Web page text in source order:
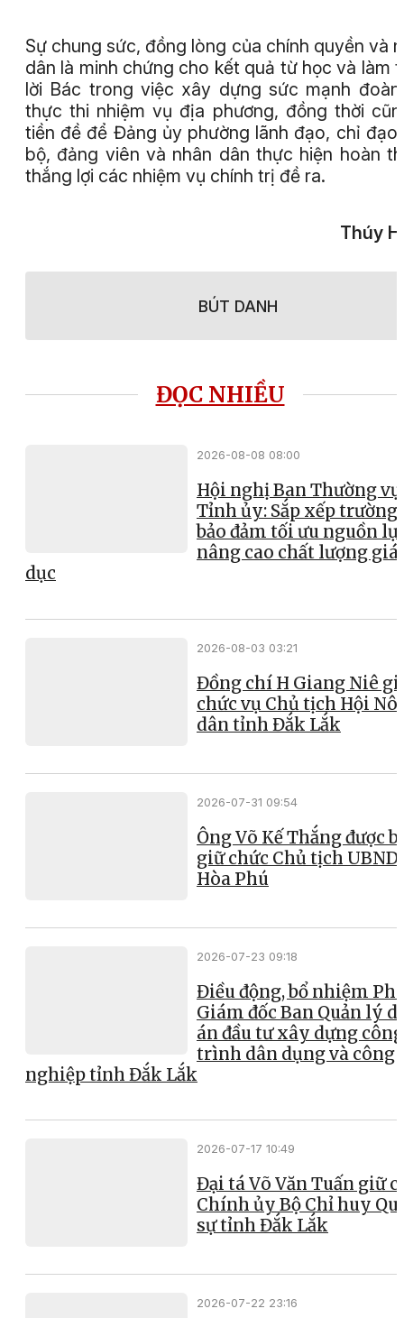
Sự chung sức, đồng lòng của chính quyền và
dân là minh chứng cho kết quả từ học và làm
lời Bác trong việc xây dựng sức mạnh
thực thi nhiệm vụ địa phương, đồng thời
tiền đề để Đảng ủy phường lãnh đạo, chỉ đạo
bộ, đảng viên và nhân dân thực hiện hoàn
thắng lợi các nhiệm vụ chính trị đề ra.
Thúy
BÚT DANH
ĐỌC NHIỀU
2026-08-08 08:00
Hội nghị Ban Thường vụ
Tỉnh ủy: Sắp xếp trường
bảo đảm tối ưu nguồn
nâng cao chất lượng
dục
2026-08-03 03:21
Đồng chí H Giang Niê
chức vụ Chủ tịch Hội
dân tỉnh Đắk Lắk
2026-07-31 09:54
Ông Võ Kế Thắng được
giữ chức Chủ tịch UBND
Hòa Phú
2026-07-23 09:18
Điều động, bổ nhiệm
Giám đốc Ban Quản lý
án đầu tư xây dựng công
trình dân dụng và công
nghiệp tỉnh Đắk Lắk
2026-07-17 10:49
Đại tá Võ Văn Tuấn giữ
Chính ủy Bộ Chỉ huy
sự tỉnh Đắk Lắk
2026-07-22 23:16